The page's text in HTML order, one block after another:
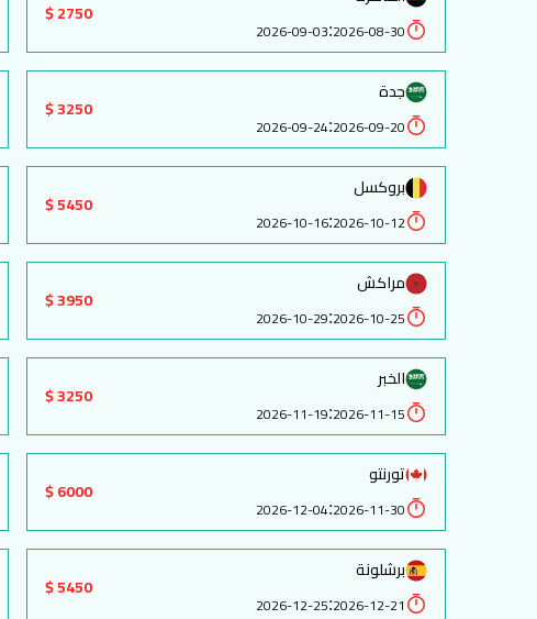
2026-08-30
:
2026-09-03
2750 $
جدة
2026-09-20
:
2026-09-24
3250 $
بروكسل
2026-10-12
:
2026-10-16
5450 $
مراكش
2026-10-25
:
2026-10-29
3950 $
الخبر
2026-11-15
:
2026-11-19
3250 $
تورنتو
2026-11-30
:
2026-12-04
6000 $
برشلونة
2026-12-21
:
2026-12-25
5450 $